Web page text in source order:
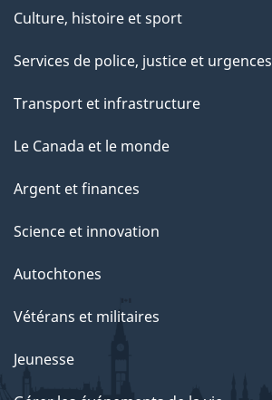
Culture, histoire et sport
Services de police, justice et urgences
Transport et infrastructure
Le Canada et le monde
Argent et finances
Science et innovation
Autochtones
Vétérans et militaires
Jeunesse